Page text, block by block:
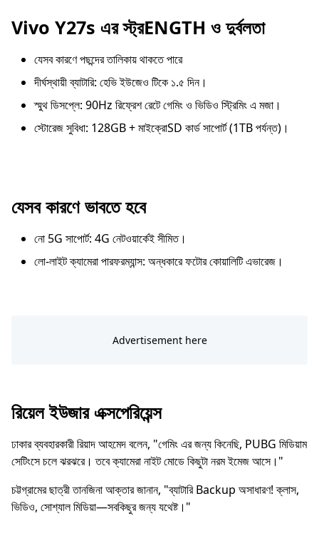
Vivo Y27s এর স্ট্রENGTH ও দুর্বলতা
যেসব কারণে পছন্দের তালিকায় থাকতে পারে
দীর্ঘস্থায়ী ব্যাটারি: হেভি ইউজেও টিকে ১.৫ দিন।
স্মুথ ডিসপ্লে: 90Hz রিফ্রেশ রেটে গেমিং ও ভিডিও স্ট্রিমিং এ মজা।
স্টোরেজ সুবিধা: 128GB + মাইক্রোSD কার্ড সাপোর্ট (1TB পর্যন্ত)।
যেসব কারণে ভাবতে হবে
নো 5G সাপোর্ট: 4G নেটওয়ার্কেই সীমিত।
লো-লাইট ক্যামেরা পারফরম্যান্স: অন্ধকারে ফটোর কোয়ালিটি এভারেজ।
রিয়েল ইউজার এক্সপেরিয়েন্স
ঢাকার ব্যবহারকারী রিয়াদ আহমেদ বলেন, "গেমিং এর জন্য কিনেছি, PUBG মিডিয়াম
সেটিংসে চলে ঝরঝরে। তবে ক্যামেরা নাইট মোডে কিছুটা নরম ইমেজ আসে।"
চট্টগ্রামের ছাত্রী তানজিনা আক্তার জানান, "ব্যাটারি Backup অসাধারণ! ক্লাস,
ভিডিও, সোশ্যাল মিডিয়া—সবকিছুর জন্য যথেষ্ট।"